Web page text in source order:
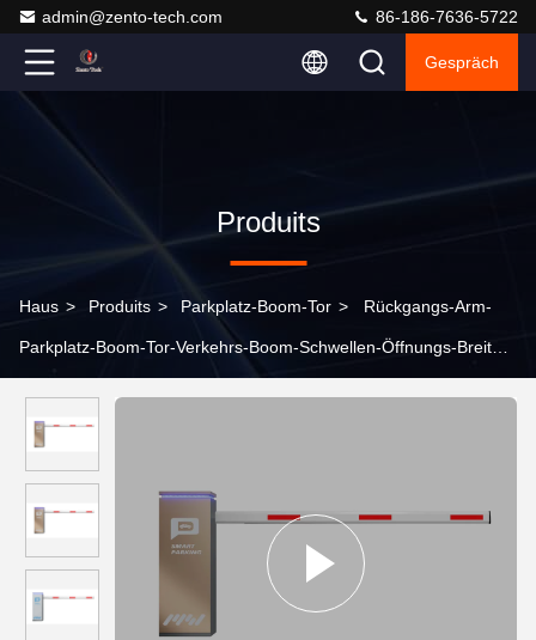
admin@zento-tech.com 86-186-7636-5722
Gespräch
Produits
Haus > Produits > Parkplatz-Boom-Tor > Rückgangs-Arm-
Parkplatz-Boom-Tor-Verkehrs-Boom-Schwellen-Öffnungs-Breite